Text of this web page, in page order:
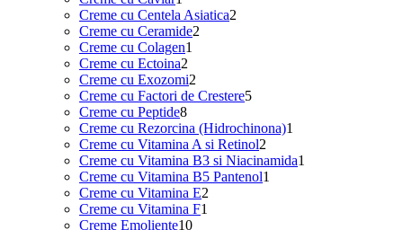
produs
Creme cu Centela Asiatica2
Creme cu Ceramide2
Creme cu Colagen1
Creme cu Ectoina2
produse
Creme cu Exozomi2
produse
Creme cu Factori de Crestere55
Creme cu Peptide88
produse
Creme cu Rezorcina (Hidrochinona)1
Creme cu Vitamina A si Retinol2
produse
Creme cu Vitamina B3 si Niacinamida1
Creme cu Vitamina B5 Pantenol1
Creme cu Vitamina E2
Creme cu Vitamina F1
Creme Emoliente1010